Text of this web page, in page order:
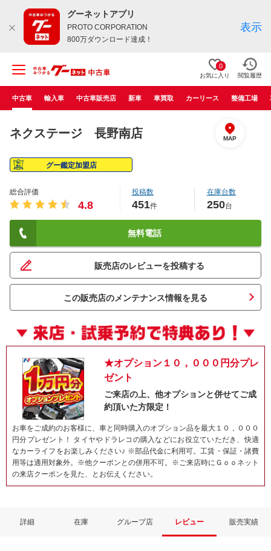
グーネットアプリ
PROTO CORPORATION
800万ダウンロード達成！
表示
0
お気に入り 閲覧履歴
中古車 輸入車 中古車販売店 新車 車買取 カーリース 整備工場
ネクステージ 長野南店 MAP
グー鑑定加盟店
総合評価
4.8
投稿数
451件
在庫台数
250台
無料電話
販売店のレビューを投稿する
この販売店のメンテナンス情報を見る
★オプション１０，０００円分プレ
ゼント
ご来店の上、他オプションと併せてご成
約頂いた方限定！
お車をご成約のお客様に、車と同時購入のオプション品を最大１０，０００
円分プレゼント！ タイヤやドラレコの購入などにお役立ていただき、快適
なカーライフをお楽しみください♪ ※部品代金に利用可。工賃・保証・諸費
用等は適用対象外。※他クーポンとの併用不可。※ご来店時にＧｏｏネット
の来店クーポンを見た、とお伝えください。
詳細 在庫 グループ店 レビュー 販売実績